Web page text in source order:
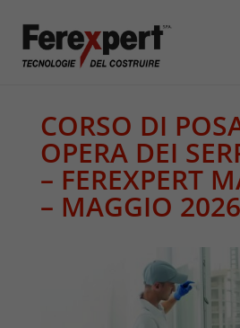
CORSO DI
OPERA DEI
– FEREXPERT
– MAGGIO 2026